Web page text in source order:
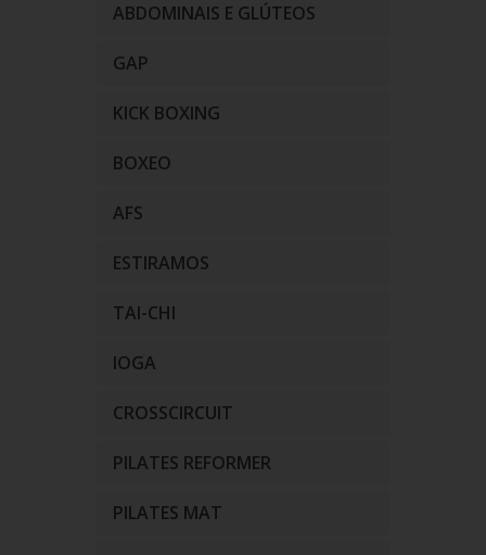
ABDOMINAIS E GLÚTEOS
GAP
KICK BOXING
BOXEO
AFS
ESTIRAMOS
TAI-CHI
IOGA
CROSSCIRCUIT
PILATES REFORMER
PILATES MAT